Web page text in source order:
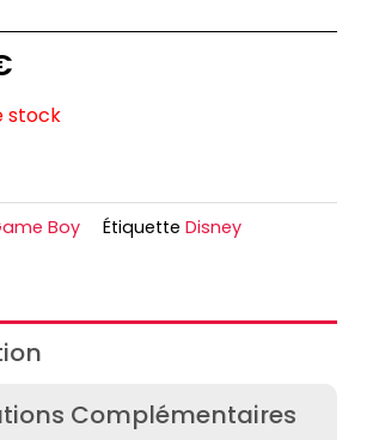
stock
Boy Étiquette Disney
Complémentaires